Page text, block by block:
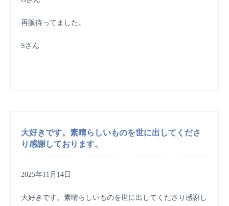
再販待ってました。
Sさん
大好きです。素晴らしいものを世に出してくださ
り感謝しております。
2025年11月14日
大好きです。素晴らしいものを世に出してくださり感謝し